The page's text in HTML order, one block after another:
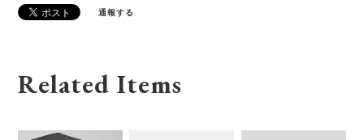
通報する
Related Items